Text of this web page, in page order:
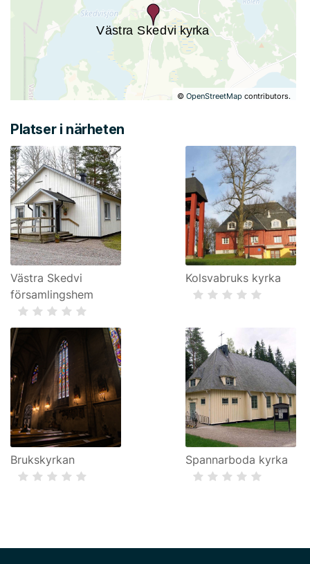
©OpenStreetMap contributors.
Platser i närheten
Västra Skedvi
församlingshem
Kolsvabruks kyrka
Brukskyrkan Spannarboda kyrka